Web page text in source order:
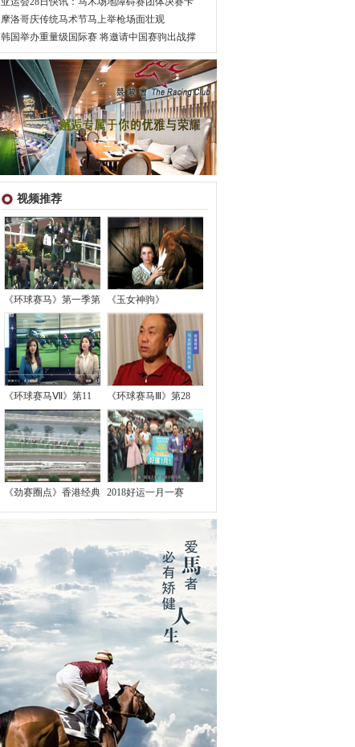
摩洛哥庆传统马术节马上举枪场面壮观
韩国举办重量级国际赛 将邀请中国赛驹出战撑
视频推荐
《环球赛马》第一季第 《玉女神驹》
《环球赛马Ⅶ》第11 《环球赛马Ⅲ》第28
《劲赛圈点》香港经典 2018好运一月一赛